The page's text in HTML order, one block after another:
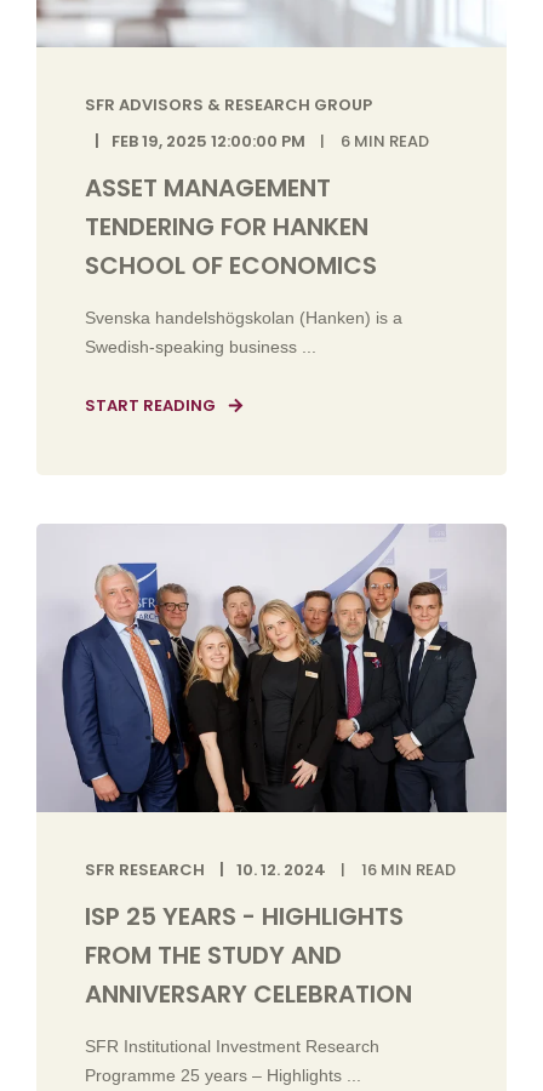
SFR ADVISORS & RESEARCH GROUP
FEB 19, 2025 12:00:00 PM
6 MIN READ
ASSET MANAGEMENT
TENDERING FOR HANKEN
SCHOOL OF ECONOMICS
Svenska handelshögskolan (Hanken) is a
Swedish-speaking business ...
START READING
SFR RESEARCH 10. 12. 2024 16 MIN READ
ISP 25 YEARS - HIGHLIGHTS
FROM THE STUDY AND
ANNIVERSARY CELEBRATION
SFR Institutional Investment Research
Programme 25 years – Highlights ...